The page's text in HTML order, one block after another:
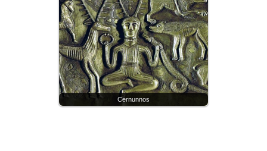
Cernunnos